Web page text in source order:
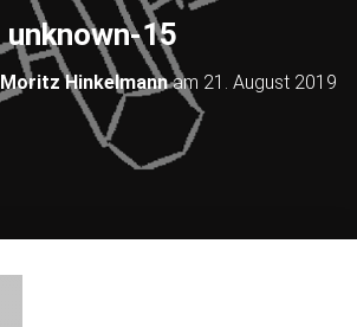
unknown-15
Moritz Hinkelmannam 21. August 2019